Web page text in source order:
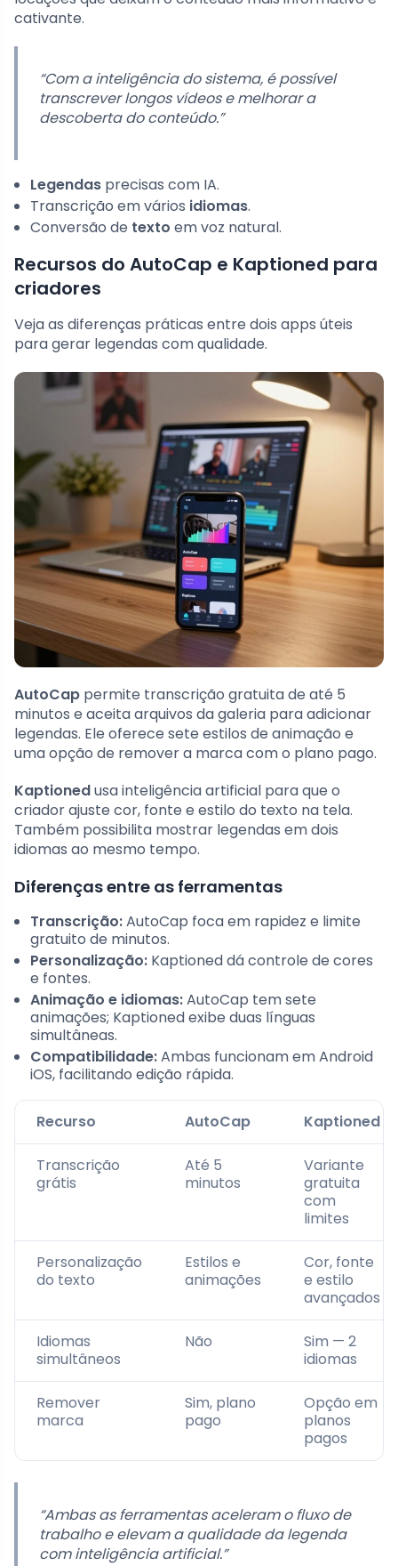
cativante.
“Com a inteligência do sistema, é possível
transcrever longos vídeos e melhorar a
descoberta do conteúdo.”
Legendas precisas com IA.
Transcrição em vários idiomas.
Conversão de texto em voz natural.
Recursos do AutoCap e Kaptioned para
criadores
Veja as diferenças práticas entre dois apps úteis
para gerar legendas com qualidade.
AutoCap permite transcrição gratuita de até 5
minutos e aceita arquivos da galeria para adicionar
legendas. Ele oferece sete estilos de animação e
uma opção de remover a marca com o plano pago.
Kaptionedusa inteligência artificial para que o
criador ajuste cor, fonte e estilo do texto na tela.
Também possibilita mostrar legendas em dois
idiomas ao mesmo tempo.
Diferenças entre as ferramentas
Transcrição:AutoCap foca em rapidez e limite
gratuito de minutos.
Personalização: Kaptioned dá controle de cores
e fontes.
Animação e idiomas:AutoCap tem sete
animações; Kaptioned exibe duas línguas
simultâneas.
Compatibilidade:Ambas funcionam em Android
iOS, facilitando edição rápida.
Recurso AutoCap Kaptioned
Transcrição
grátis
Até 5
minutos
Variante
gratuita
com
limites
Personalização
do texto
Estilos e
animações
Cor, fonte
e estilo
avançados
Idiomas
simultâneos
Não
Sim — 2
idiomas
Remover
marca
Sim, plano
pago
Opção em
planos
pagos
“Ambas as ferramentas aceleram o fluxo de
trabalho e elevam a qualidade da legenda
com inteligência artificial.”